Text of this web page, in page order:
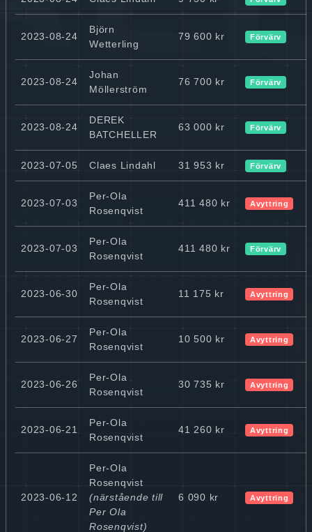
2023-08-24
Björn
Wetterling
79 600 kr Förvärv
2023-08-24
Johan
Möllerström
76 700 kr Förvärv
2023-08-24
DEREK
BATCHELLER
63 000 kr Förvärv
2023-07-05 Claes Lindahl 31 953 kr Förvärv
2023-07-03
Per-Ola
Rosenqvist
411 480 kr Avyttring
2023-07-03
Per-Ola
Rosenqvist
411 480 kr Förvärv
2023-06-30
Per-Ola
Rosenqvist
11 175 kr Avyttring
2023-06-27
Per-Ola
Rosenqvist
10 500 kr Avyttring
2023-06-26
Per-Ola
Rosenqvist
30 735 kr Avyttring
2023-06-21
Per-Ola
Rosenqvist
41 260 kr Avyttring
2023-06-12
Per-Ola
Rosenqvist
(närstående till
Per Ola
Rosenqvist)
6 090 kr Avyttring